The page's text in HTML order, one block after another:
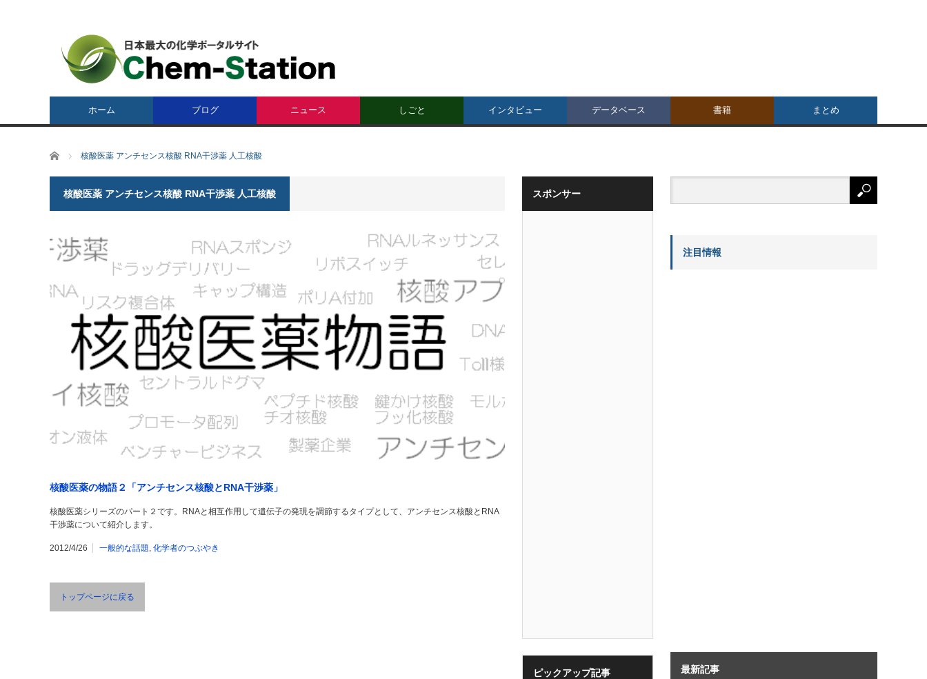
ホーム ブログ ニュース しごと インタビュー データベース 書籍 まとめ
ホーム 核酸医薬 アンチセンス核酸 RNA干渉薬 人工核酸
核酸医薬 アンチセンス核酸 RNA干渉薬 人工核酸
核酸医薬の物語２「アンチセンス核酸とRNA干渉薬」
核酸医薬シリーズのパート２です。RNAと相互作用して遺伝子の発現を調節するタイプとして、アンチセンス核酸とRNA
干渉薬について紹介します。
2012/4/26 一般的な話題, 化学者のつぶやき
トップページに戻る
スポンサー
ピックアップ記事
注目情報
最新記事